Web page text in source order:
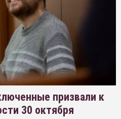
призвали к
30 октября